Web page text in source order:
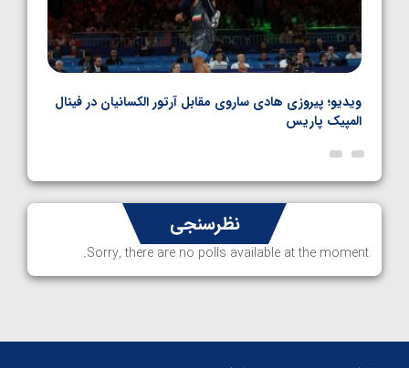
ویدیو؛ پیروزی هادی ساروی مقابل آرتور الکسانیان در فینال
المپیک پاریس
نظرسنجی
Sorry, there are no polls available at the moment.